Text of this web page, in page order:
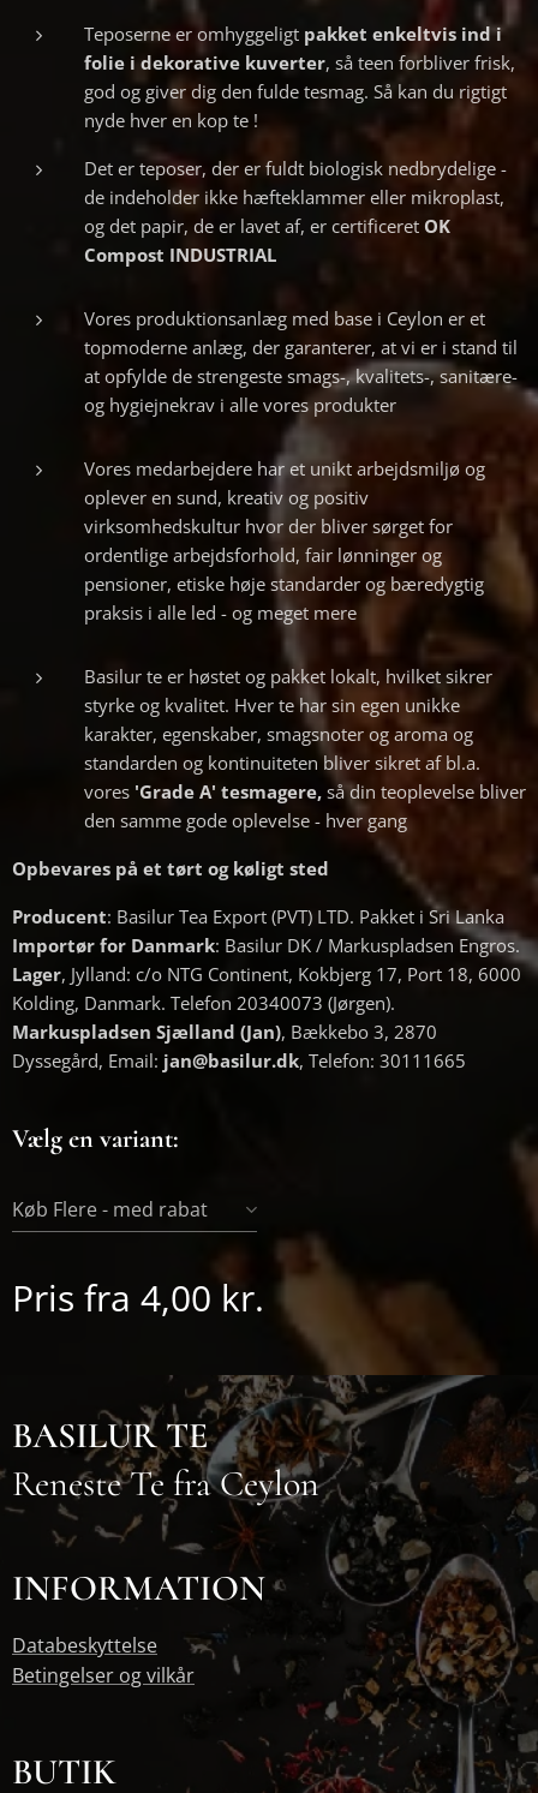
Teposerne er omhyggeligt pakket enkeltvis ind i
folie i dekorative kuverter, så teen forbliver frisk,
god og giver dig den fulde tesmag. Så kan du rigtigt
nyde hver en kop te !
Det er teposer, der er fuldt biologisk nedbrydelige -
de indeholder ikke hæfteklammer eller mikroplast,
og det papir, de er lavet af, er certificeret OK
Compost INDUSTRIAL
Vores produktionsanlæg med base i Ceylon er et
topmoderne anlæg, der garanterer, at vi er i stand til
at opfylde de strengeste smags-, kvalitets-, sanitære-
og hygiejnekrav i alle vores produkter
Vores medarbejdere har et unikt arbejdsmiljø og
oplever en sund, kreativ og positiv
virksomhedskultur hvor der bliver sørget for
ordentlige arbejdsforhold, fair lønninger og
pensioner, etiske høje standarder og bæredygtig
praksis i alle led - og meget mere
Basilur te er høstet og pakket lokalt, hvilket sikrer
styrke og kvalitet. Hver te har sin egen unikke
karakter, egenskaber, smagsnoter og aroma og
standarden og kontinuiteten bliver sikret af bl.a.
vores 'Grade A' tesmagere, så din teoplevelse bliver
den samme gode oplevelse - hver gang
Opbevares på et tørt og køligt sted
Producent: Basilur Tea Export (PVT) LTD. Pakket i Sri Lanka
Importør for Danmark: Basilur DK / Markuspladsen Engros.
Lager, Jylland: c/o NTG Continent, Kokbjerg 17, Port 18, 6000
Kolding, Danmark. Telefon 20340073 (Jørgen).
Markuspladsen Sjælland (Jan), Bækkebo 3, 2870
Dyssegård, Email: jan@basilur.dk, Telefon: 30111665
Vælg en variant:
Køb Flere - med rabat
Pris fra 4,00 kr.
BASILUR TE
Reneste Te fra Ceylon
INFORMATION
Databeskyttelse
Betingelser og vilkår
BUTIK